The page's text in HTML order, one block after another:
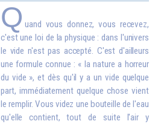
Q uand vous donnez, vous recevez,
c'est une loi de la physique : dans l'univers
le vide n'est pas accepté. C'est d'ailleurs
une formule connue : « la nature a horreur
du vide », et dès qu'il y a un vide quelque
part, immédiatement quelque chose vient
le remplir. Vous videz une bouteille de l'eau
qu'elle contient, tout de suite l'air y